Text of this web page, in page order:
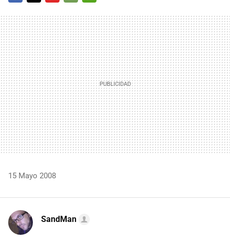
MAIL
15 Mayo 2008
SandMan